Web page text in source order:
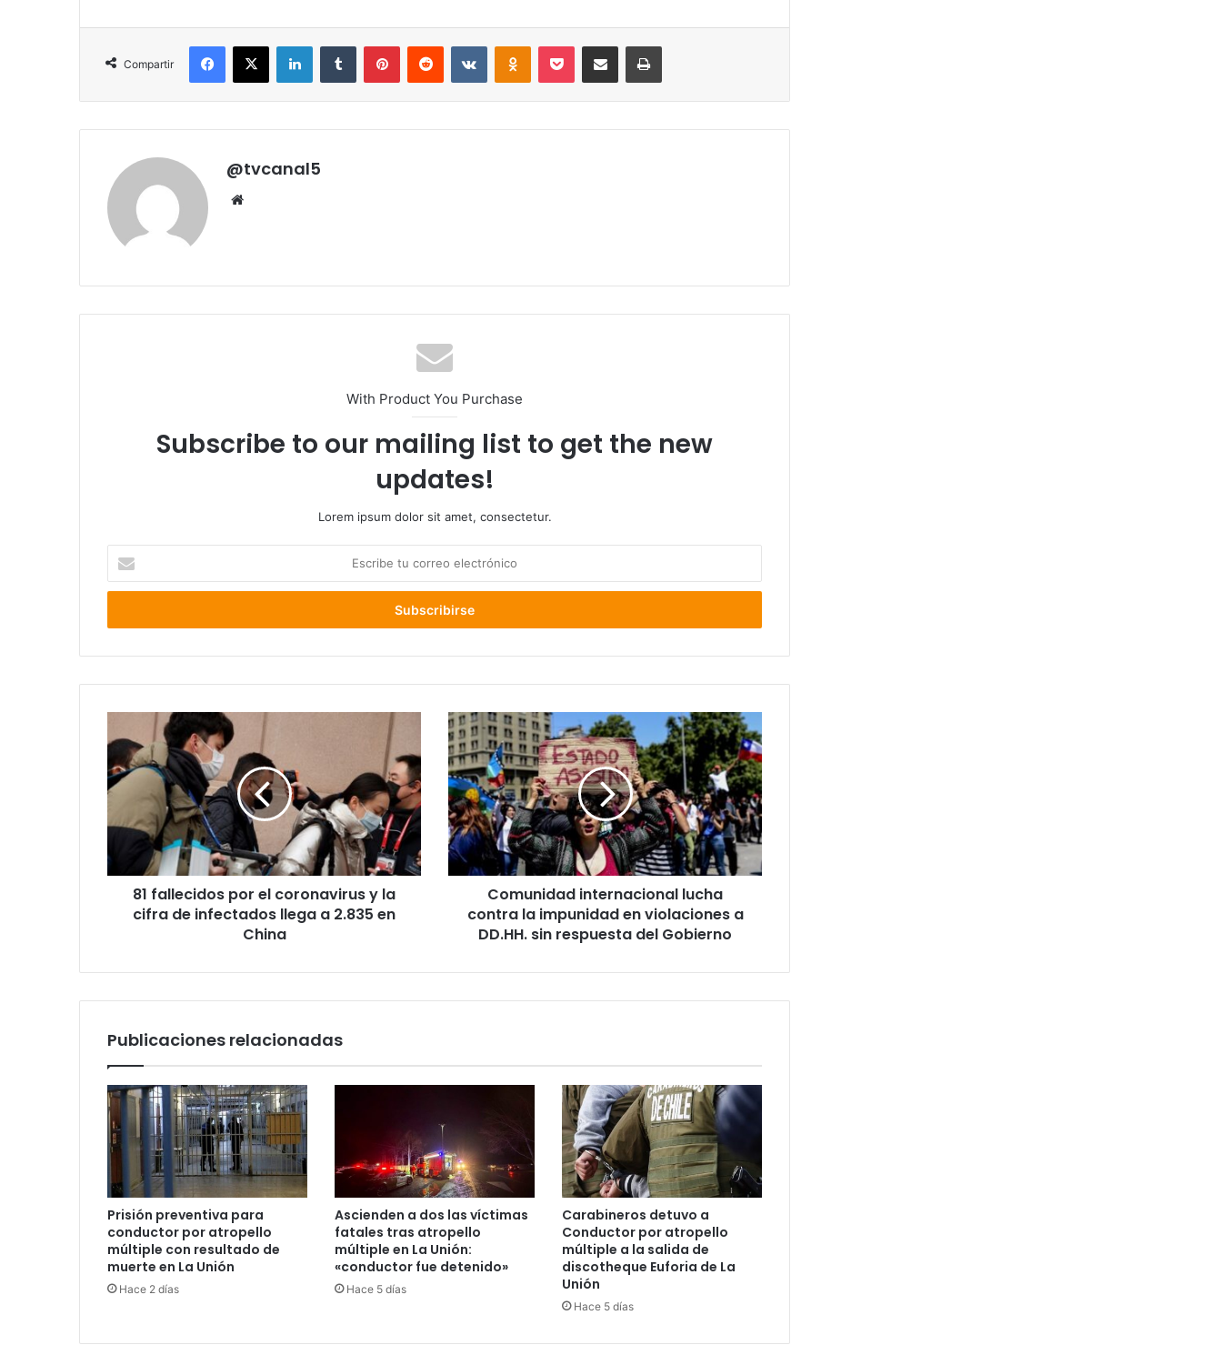
Compartir
Facebook
X LinkedInTumblr PinterestReddit VKontakteOdnoklassniki
Pocket Compartir por correo electrónicoImprimir
@tvcanal5
With Product You Purchase
Subscribe to our mailing list to get the new
updates!
Lorem ipsum dolor sit amet, consectetur.
correo
fallecidos
por
el
coronavirus
cifra
de
infectados
81 fallecidos por el coronavirus y la
cifra de infectados llega a 2.835 en
China
Comunidad
internacional
lucha
contra
la
impunidad
en
violaciones
a
respuesta
Comunidad internacional lucha
contra la impunidad en violaciones a
DD.HH. sin respuesta del Gobierno
Publicaciones relacionadas
Prisión preventiva para
conductor por atropello
múltiple con resultado de
muerte en La Unión
Hace 2 días
Ascienden a dos las víctimas
fatales tras atropello
múltiple en La Unión:
«conductor fue detenido»
Hace 5 días
Carabineros detuvo a
Conductor por atropello
múltiple a la salida de
discotheque Euforia de La
Unión
Hace 5 días